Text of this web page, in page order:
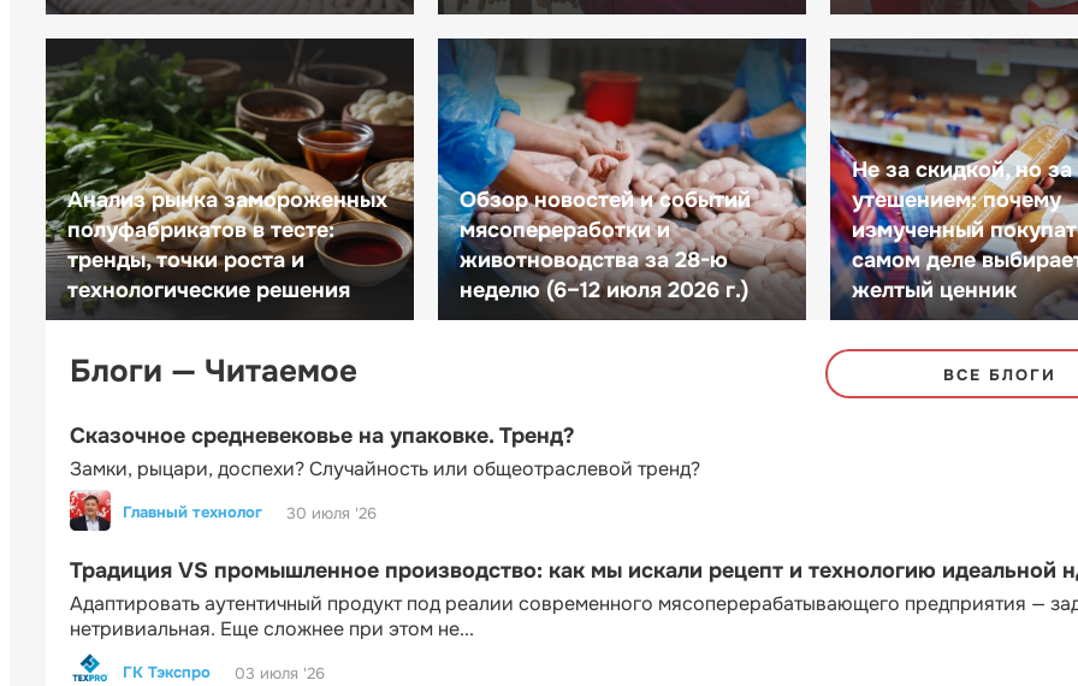
Анализ рынка замороженных
полуфабрикатов в тесте:
тренды, точки роста и
технологические решения
Обзор новостей и событий
мясопереработки и
животноводства за 28-ю
неделю (6–12 июля 2026 г.)
Не за скидкой, но за
утешением: почему
измученный
самом деле
желтый ценник
Блоги — Читаемое ВСЕ БЛОГИ
Сказочное средневековье на упаковке. Тренд?
Замки, рыцари, доспехи? Случайность или общеотраслевой тренд?
Главный технолог 30 июля '26
Традиция VS промышленное производство: как мы искали рецепт и технологию идеальной
Адаптировать аутентичный продукт под реалии современного мясоперерабатывающего предприятия —
нетривиальная. Еще сложнее при этом не...
ГК Тэкспро 03 июля '26